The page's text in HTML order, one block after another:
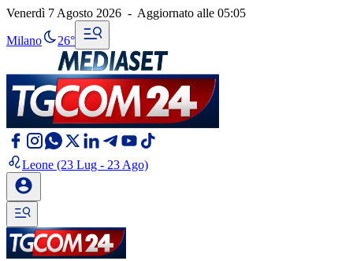
Venerdì 7 Agosto 2026 - Aggiornato alle 05:05
Milano 26°
Leone (23 Lug - 23 Ago)